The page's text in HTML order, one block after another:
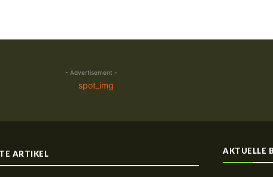
- Advertisement -
ARTIKEL AKTUELLE